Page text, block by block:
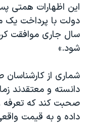
این اظهارات همتی
دولت با پرداخت یک
سال جاری موافقت
شود.»
شماری از
دانسته و معتقدند
صحبت کند که تعرفه
داده و به قیمت